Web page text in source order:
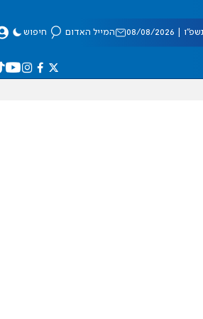
08/2026 המייל האדום חיפוש